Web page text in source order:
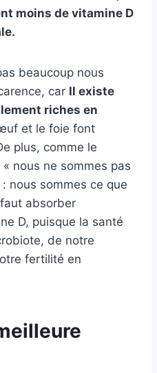
moins de vitamine D
beaucoup nous
car Il existe
riches en
et le foie font
plus, comme le
nous ne sommes pas
nous sommes ce que
absorber
D, puisque la santé
de notre
fertilité en